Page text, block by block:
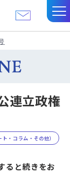
連立政権
・コラム・その他）
ると続きをお